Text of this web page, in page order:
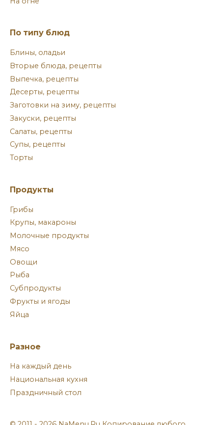
По типу блюд
Блины, оладьи
Вторые блюда, рецепты
Выпечка, рецепты
Десерты, рецепты
Заготовки на зиму, рецепты
Закуски, рецепты
Салаты, рецепты
Супы, рецепты
Торты
Продукты
Грибы
Крупы, макароны
Молочные продукты
Мясо
Овощи
Рыба
Субпродукты
Фрукты и ягоды
Яйца
Разное
На каждый день
Национальная кухня
Праздничный стол